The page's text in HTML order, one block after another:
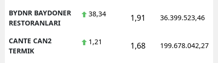
BYDNR BAYDONER
RESTORANLARI
38,34 1,91 36.399.523,46
CANTE CAN2
TERMIK
1,21 1,68 199.678.042,27